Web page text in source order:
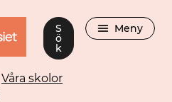
S
ö
k
Meny
Våra skolor